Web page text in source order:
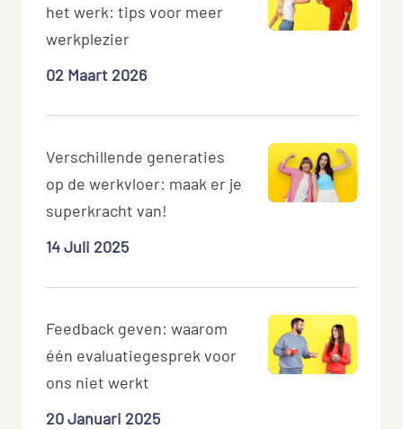
02 Maart 2026
het werk: tips voor meer
werkplezier
14 Juli 2025
Verschillende generaties
op de werkvloer: maak er je
superkracht van!
20 Januari 2025
Feedback geven: waarom
één evaluatiegesprek voor
ons niet werkt